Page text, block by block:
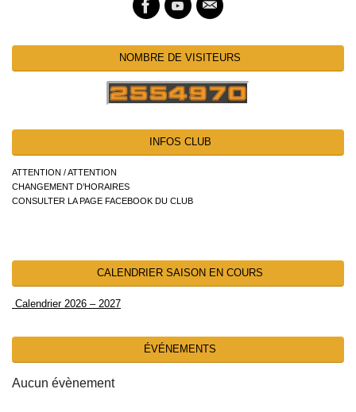
NOMBRE DE VISITEURS
INFOS CLUB
ATTENTION / ATTENTION
CHANGEMENT D’HORAIRES
CONSULTER LA PAGE FACEBOOK DU CLUB
CALENDRIER SAISON EN COURS
Calendrier 2026 – 2027
ÉVÉNEMENTS
Aucun évènement